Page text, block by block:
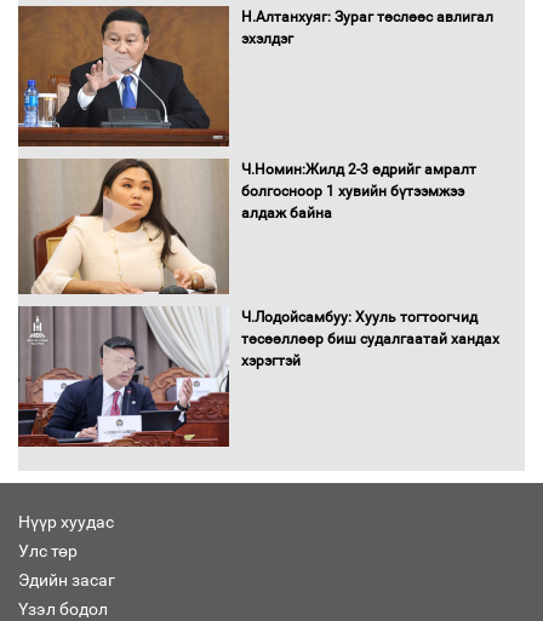
Монгол Улс “COP17”-д “Тал хээрийн
төлөвлөгөө”-гөө танилцуулна
худалдан авах журмыг баталлаа
шилжиж, найр наадам, зөвлөгөөн,
гадаад томилолтыг хориглолоо
Н.Алтанхуяг: Зураг төслөөс авлигал
эхэлдэг
Ч.Номин:Жилд 2-3 өдрийг амралт
болгосноор 1 хувийн бүтээмжээ
алдаж байна
Ч.Лодойсамбуу: Хууль тогтоогчид
төсөөллөөр биш судалгаатай хандах
хэрэгтэй
Нүүр хуудас
Улс төр
Эдийн засаг
Үзэл бодол